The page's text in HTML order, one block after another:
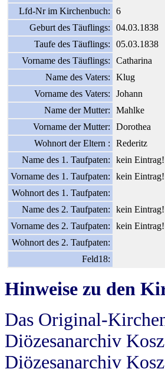
Lfd-Nr im Kirchenbuch:
6
Geburt des Täuflings:
04.03.1838
Taufe des Täuflings:
05.03.1838
Vorname des Täuflings:
Catharina
Name des Vaters:
Klug
Vorname des Vaters:
Johann
Name der Mutter:
Mahlke
Vorname der Mutter:
Dorothea
Wohnort der Eltern :
Rederitz
Name des 1. Taufpaten:
kein Eintrag!
Vorname des 1. Taufpaten:
kein Eintrag!
Wohnort des 1. Taufpaten:
Name des 2. Taufpaten:
kein Eintrag!
Vorname des 2. Taufpaten:
kein Eintrag!
Wohnort des 2. Taufpaten:
Feld18:
Hinweise zu den
Das Original-
Diözesanarchiv
Diözesanarchiv